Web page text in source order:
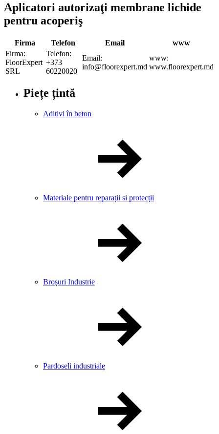
Aplicatori autorizaţi membrane lichide
pentru acoperiş
Firma Telefon Email
www
Firma:
FloorExpert
SRL
Telefon:
+373
60220020
Email:
info@floorexpert.md
www:
www.floorexpert.md
Piețe țintă
Aditivi în beton
Materiale pentru reparații si protecții
Broșuri Industrie
Pardoseli industriale